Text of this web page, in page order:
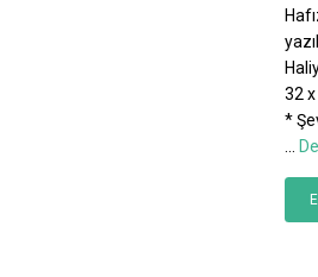
32 x
*